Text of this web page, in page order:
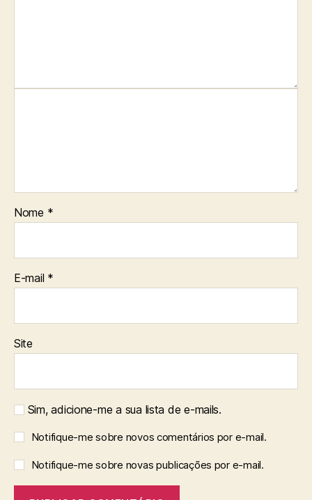
Nome *
E-mail *
Site
Sim, adicione-me a sua lista de e-mails.
Notifique-me sobre novos comentários por e-mail.
Notifique-me sobre novas publicações por e-mail.